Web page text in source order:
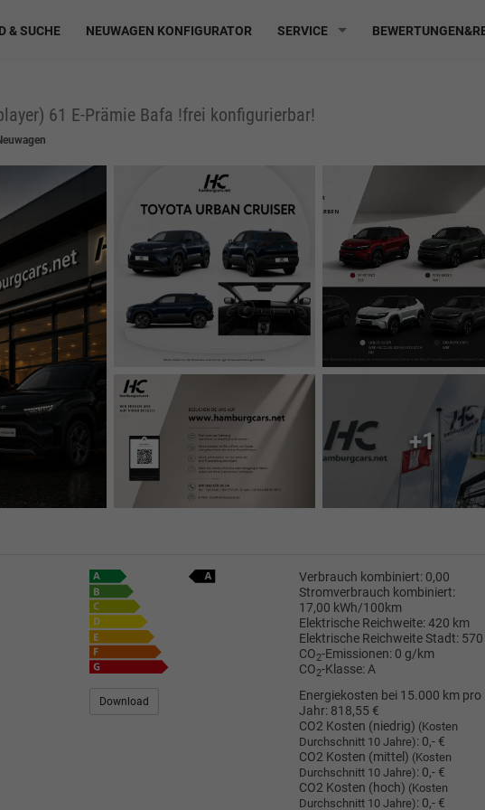
& SUCHE NEUWAGEN KONFIGURATOR SERVICE
61 E-Prämie Bafa !frei konfigurierbar!
+1
Verbrauch kombiniert: 0,00
Stromverbrauch kombiniert:
17,00 kWh/100km
Elektrische Reichweite:420 km
Elektrische Reichweite Stadt:
CO2-Emissionen: 0 g/km
CO2-Klasse:A
Download
Energiekosten bei 15.000 km pro
Jahr: 818,55 €
CO2 Kosten (niedrig) (Kosten
Durchschnitt 10 Jahre): 0,- €
CO2 Kosten (mittel) (Kosten
Durchschnitt 10 Jahre): 0,- €
CO2 Kosten (hoch) (Kosten
Durchschnitt 10 Jahre): 0,- €